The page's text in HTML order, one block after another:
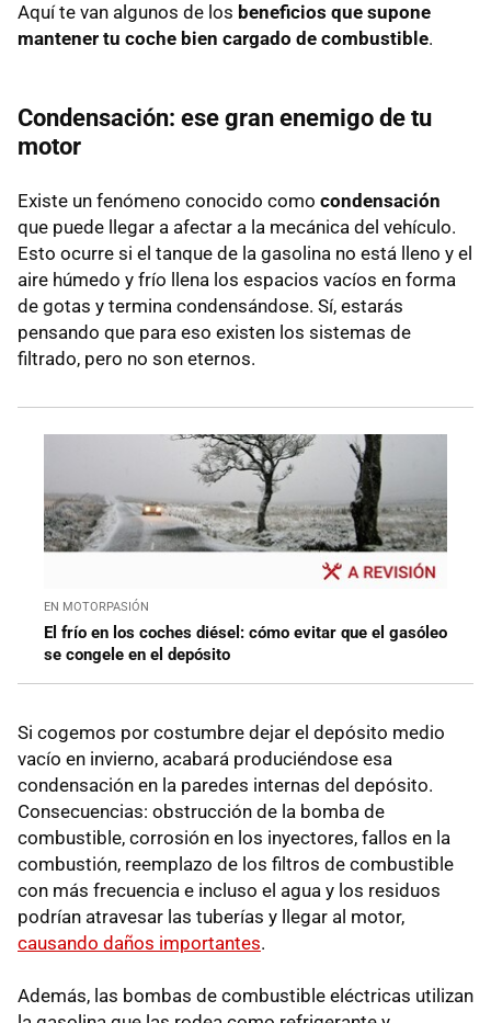
Aquí te van algunos de los beneficios que supone
mantener tu coche bien cargado de combustible.
Condensación: ese gran enemigo de tu
motor
Existe un fenómeno conocido como condensación
que puede llegar a afectar a la mecánica del vehículo.
Esto ocurre si el tanque de la gasolina no está lleno y el
aire húmedo y frío llena los espacios vacíos en forma
de gotas y termina condensándose. Sí, estarás
pensando que para eso existen los sistemas de
filtrado, pero no son eternos.
EN MOTORPASIÓN
El frío en los coches diésel: cómo evitar que el gasóleo
se congele en el depósito
Si cogemos por costumbre dejar el depósito medio
vacío en invierno, acabará produciéndose esa
condensación en la paredes internas del depósito.
Consecuencias: obstrucción de la bomba de
combustible, corrosión en los inyectores, fallos en la
combustión, reemplazo de los filtros de combustible
con más frecuencia e incluso el agua y los residuos
podrían atravesar las tuberías y llegar al motor,
causando daños importantes.
Además, las bombas de combustible eléctricas utilizan